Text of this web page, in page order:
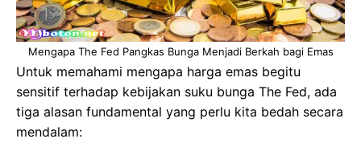
Mengapa The Fed Pangkas Bunga Menjadi Berkah bagi Emas
Untuk memahami mengapa harga emas begitu
sensitif terhadap kebijakan suku bunga The Fed, ada
tiga alasan fundamental yang perlu kita bedah secara
mendalam: